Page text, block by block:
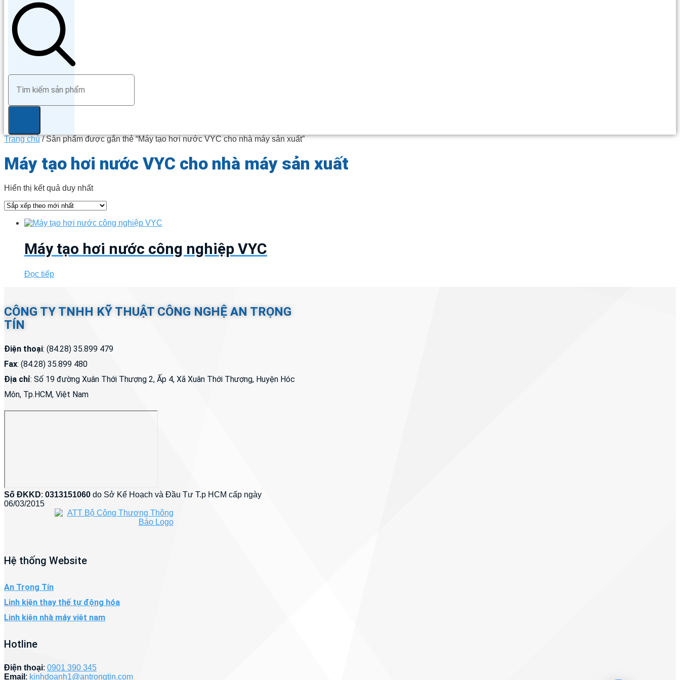
Trang chủ/ Sản phẩm được gắn thẻ “Máy tạo hơi nước VYC cho nhà máy sản xuất”
Máy tạo hơi nước VYC cho nhà máy sản xuất
Hiển thị kết quả duy nhất
Máy tạo hơi nước công nghiệp VYC
Đọc tiếp
CÔNG TY TNHH KỸ THUẬT CÔNG NGHỆ AN TRỌNG
TÍN
Điện thoại: (84.28) 35.899 479
Fax: (84.28) 35.899 480
Địa chỉ: Số 19 đường Xuân Thới Thượng 2, Ấp 4, Xã Xuân Thới Thượng, Huyện Hóc
Môn, Tp.HCM, Việt Nam
Số ĐKKD: 0313151060 do Sở Kế Hoạch và Đầu Tư T.p HCM cấp ngày
06/03/2015
Hệ thống Website
An Trọng Tín
Linh kiện thay thế tự động hóa
Linh kiện nhà máy việt nam
Hotline
Điện thoại: 0901 390 345
Email : kinhdoanh1@antrongtin.com